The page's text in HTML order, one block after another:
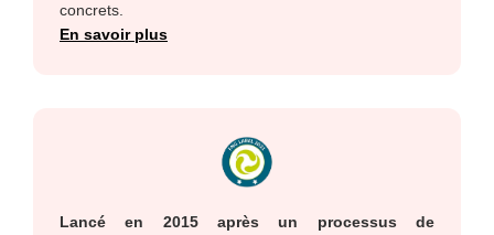
concrets.
En savoir plus
Lancé en 2015 après un processus de